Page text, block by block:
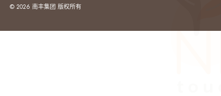
© 2026 南丰集团 版权所有